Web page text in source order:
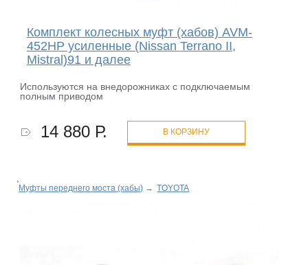
Комплект колесных муфт (хабов) AVM-
452НР усиленные (Nissan Terrano II,
Mistral)91 и далее
Используются на внедорожниках с подключаемым
полным приводом
14 880 Р. В КОРЗИНУ
Муфты переднего моста (хабы) → TOYOTA